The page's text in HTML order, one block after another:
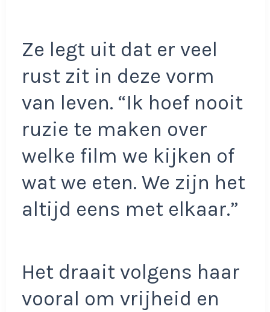
Ze legt uit dat er veel
rust zit in deze vorm
van leven. “Ik hoef nooit
ruzie te maken over
welke film we kijken of
wat we eten. We zijn het
altijd eens met elkaar.”
Het draait volgens haar
vooral om vrijheid en